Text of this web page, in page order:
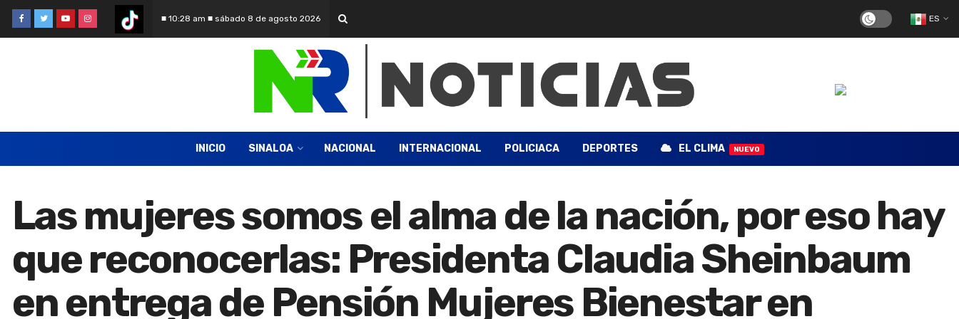
■ 10:28 am ■ sábado 8 de agosto 2026 ES
INICIO SINALOA NACIONAL INTERNACIONAL POLICIACA DEPORTES EL CLIMA NUEVO
Las mujeres somos el alma de la nación, por eso hay
que reconocerlas: Presidenta Claudia Sheinbaum
en entrega de Pensión Mujeres Bienestar en